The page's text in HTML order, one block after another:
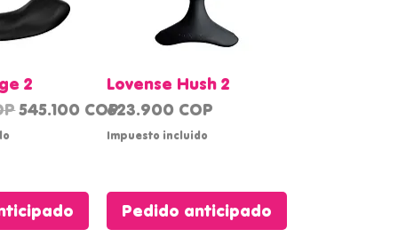
2
Precio de oferta
545.100 COP
Vista rápida
Lovense Hush 2
Precio
623.900 COP
Impuesto incluido
Pedido anticipado